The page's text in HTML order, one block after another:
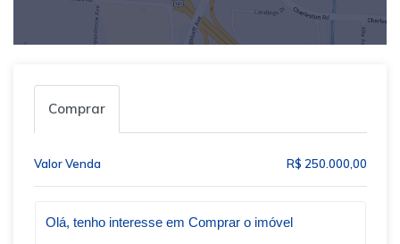
Comprar
Valor Venda R$ 250.000,00